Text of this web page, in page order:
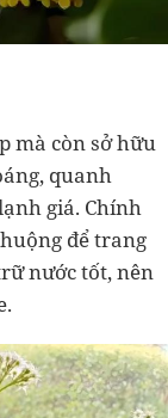
mà còn sở hữu
quanh
giá. Chính
để trang
nước tốt, nên